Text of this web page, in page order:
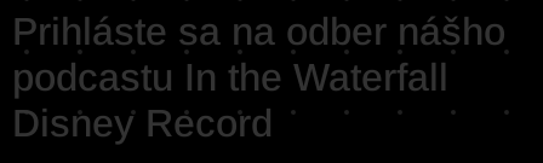
Prihláste sa na odber nášho
podcastu In the Waterfall
Disney Record